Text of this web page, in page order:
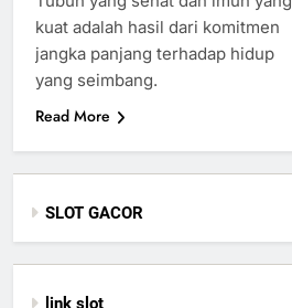
kuat adalah hasil dari komitmen
jangka panjang terhadap hidup
yang seimbang.
Read More
SLOT GACOR
link slot